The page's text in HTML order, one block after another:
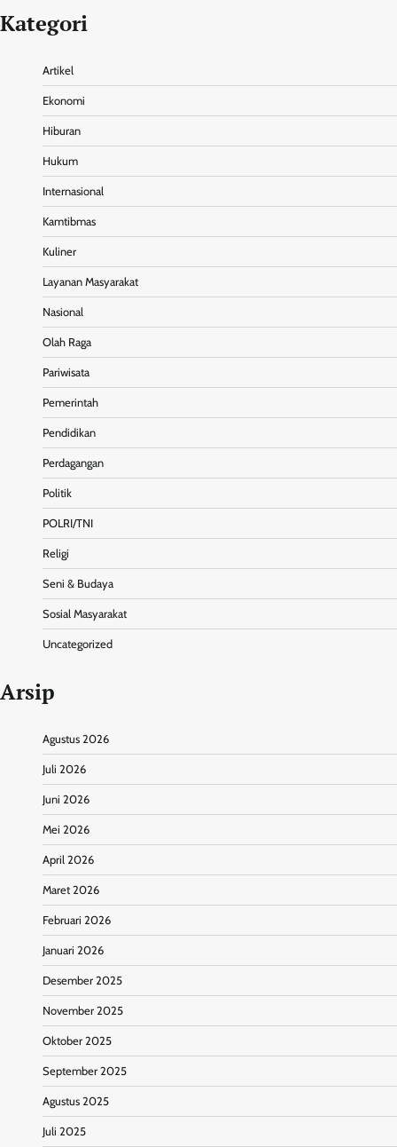
Kategori
Artikel
Ekonomi
Hiburan
Hukum
Internasional
Kamtibmas
Kuliner
Layanan Masyarakat
Nasional
Olah Raga
Pariwisata
Pemerintah
Pendidikan
Perdagangan
Politik
POLRI/TNI
Religi
Seni & Budaya
Sosial Masyarakat
Uncategorized
Arsip
Agustus 2026
Juli 2026
Juni 2026
Mei 2026
April 2026
Maret 2026
Februari 2026
Januari 2026
Desember 2025
November 2025
Oktober 2025
September 2025
Agustus 2025
Juli 2025